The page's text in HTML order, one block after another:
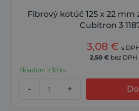
Fíbrový kotúč 125 x 22 mm
Cubitron 3
3,08 € s
2,50 € bez DPH
Skladom >30 ks
- +